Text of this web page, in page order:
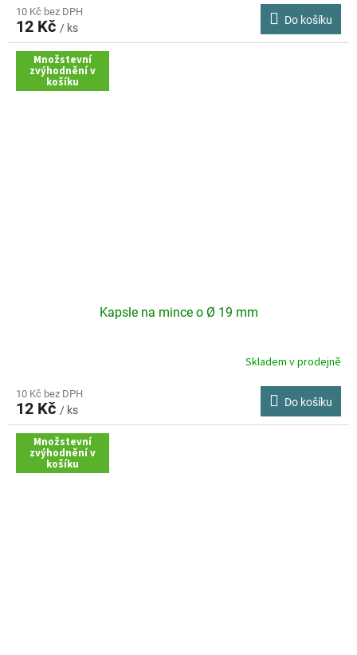
produktu
je
5,0
hvězdiček.
10 Kč bez DPH
12 Kč / ks
Do košíku
Množstevní
zvýhodnění v
košíku
Kapsle na mince o Ø 19 mm
Skladem v prodejně
10 Kč bez DPH
12 Kč / ks
Do košíku
Množstevní
zvýhodnění v
košíku